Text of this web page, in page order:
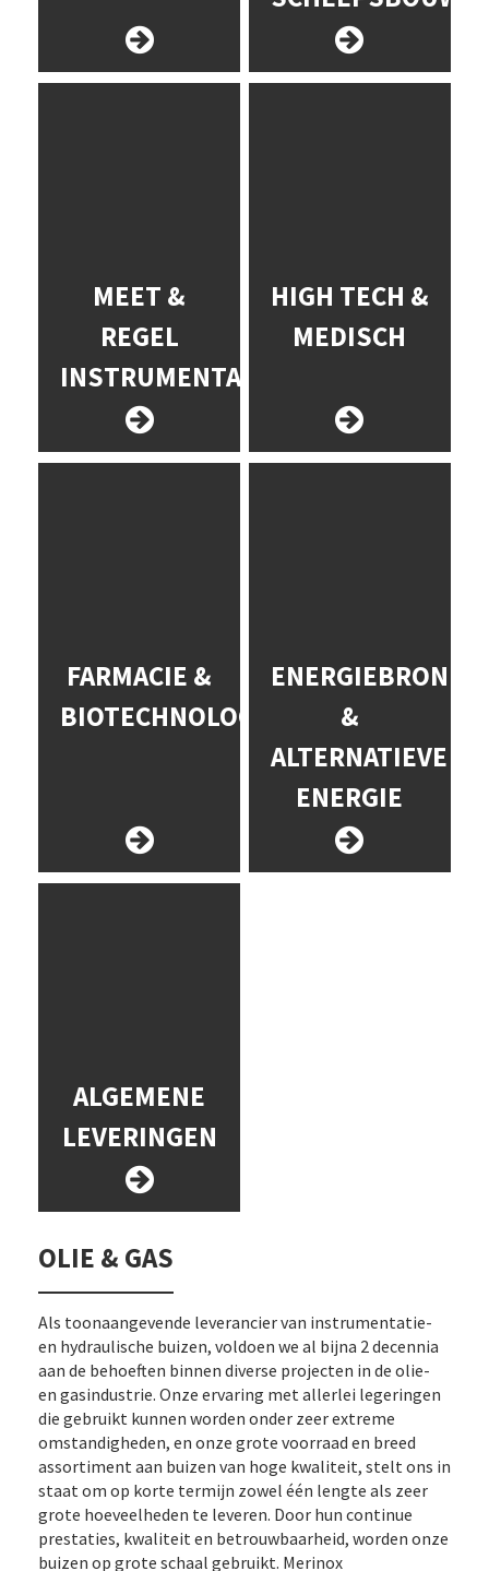
MEET &
REGEL
INSTRUMENTATIE
HIGH TECH &
MEDISCH
FARMACIE &
BIOTECHNOLOGIE
&
ALTERNATIEVE
ENERGIE
ALGEMENE
LEVERINGEN
OLIE & GAS
Als toonaangevende leverancier van instrumentatie-
en hydraulische buizen, voldoen we al bijna 2 decennia
aan de behoeften binnen diverse projecten in de olie-
en gasindustrie. Onze ervaring met allerlei legeringen
die gebruikt kunnen worden onder zeer extreme
omstandigheden, en onze grote voorraad en breed
assortiment aan buizen van hoge kwaliteit, stelt ons in
staat om op korte termijn zowel één lengte als zeer
grote hoeveelheden te leveren. Door hun continue
prestaties, kwaliteit en betrouwbaarheid, worden onze
buizen op grote schaal gebruikt. Merinox